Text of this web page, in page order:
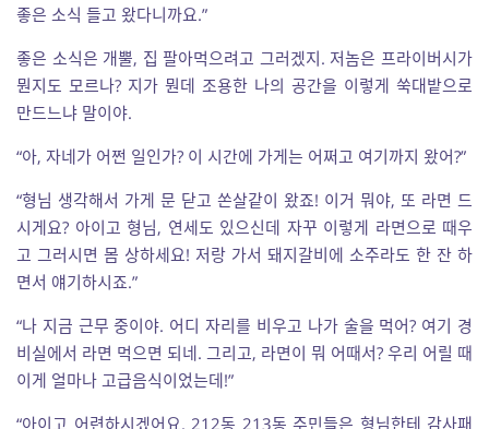
좋은 소식 들고 왔다니까요.”
좋은 소식은 개뿔, 집 팔아먹으려고 그러겠지. 저놈은 프라이버시가
뭔지도 모르나? 지가 뭔데 조용한 나의 공간을 이렇게 쑥대밭으로
만드느냐 말이야.
“아, 자네가 어쩐 일인가? 이 시간에 가게는 어쩌고 여기까지 왔어?”
“형님 생각해서 가게 문 닫고 쏜살같이 왔죠! 이거 뭐야, 또 라면 드
시게요? 아이고 형님, 연세도 있으신데 자꾸 이렇게 라면으로 때우
고 그러시면 몸 상하세요! 저랑 가서 돼지갈비에 소주라도 한 잔 하
면서 얘기하시죠.”
“나 지금 근무 중이야. 어디 자리를 비우고 나가 술을 먹어? 여기 경
비실에서 라면 먹으면 되네. 그리고, 라면이 뭐 어때서? 우리 어릴 때
이게 얼마나 고급음식이었는데!”
“아이고 어련하시겠어요. 212동 213동 주민들은 형님한테 감사패